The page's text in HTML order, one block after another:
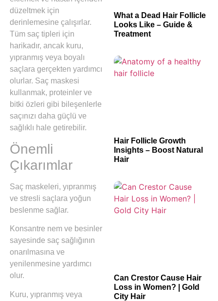
düzeltmek için
derinlemesine çalışırlar.
Tüm saç tipleri için
harikadır, ancak kuru,
yıpranmış veya boyalı
saçlara gerçekten yardımcı
olurlar. Saç maskesi
kullanmak, proteinler ve
bitki özleri gibi bileşenlerle
saçınızı daha güçlü ve
sağlıklı hale getirebilir.
Önemli
Çıkarımlar
Saç maskeleri, yıpranmış
ve stresli saçlara yoğun
beslenme sağlar.
Konsantre nem ve besinler
sayesinde saç sağlığının
onarılmasına ve
yenilenmesine yardımcı
olur.
Kuru, yıpranmış veya
What a Dead Hair Follicle
Looks Like – Guide &
Treatment
Hair Follicle Growth
Insights – Boost Natural
Hair
Can Crestor Cause Hair
Loss in Women? | Gold
City Hair